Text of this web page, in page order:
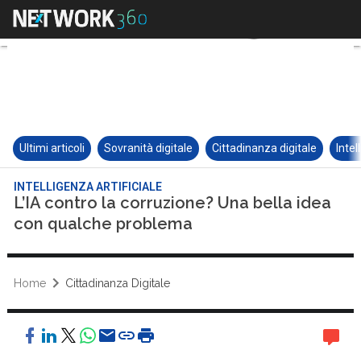
Ultimi articoli Sovranità digitale Cittadinanza digitale
INTELLIGENZA ARTIFICIALE
L’IA contro la corruzione? Una bella idea
con qualche problema
Home Cittadinanza Digitale